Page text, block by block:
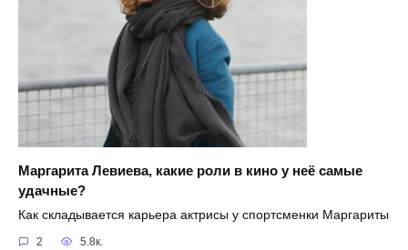
Маргарита Левиева, какие роли в кино у неё самые
удачные?
Как складывается карьера актрисы у спортсменки Маргариты
2 5.8к.